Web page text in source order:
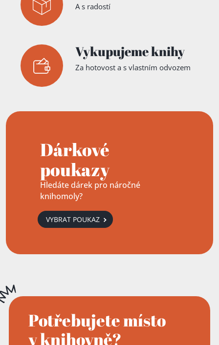
A s radostí
Vykupujeme knihy
Za hotovost a s vlastním odvozem
Dárkové
poukazy
Hledáte dárek pro náročné
knihomoly?
VYBRAT POUKAZ
Potřebujete místo
v knihovně?
Přidáno do košíku!